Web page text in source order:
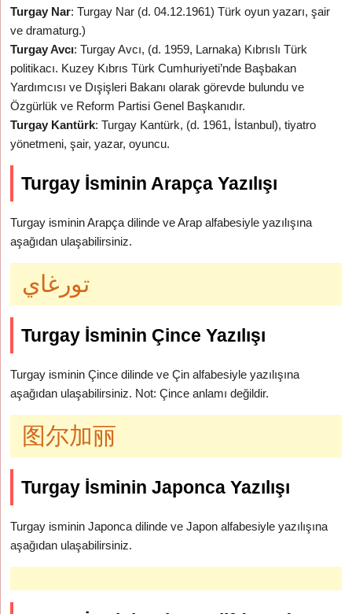
Turgay Nar: Turgay Nar (d. 04.12.1961) Türk oyun yazarı, şair
ve dramaturg.)
Turgay Avcı: Turgay Avcı, (d. 1959, Larnaka) Kıbrıslı Türk
politikacı. Kuzey Kıbrıs Türk Cumhuriyeti’nde Başbakan
Yardımcısı ve Dışişleri Bakanı olarak görevde bulundu ve
Özgürlük ve Reform Partisi Genel Başkanıdır.
Turgay Kantürk: Turgay Kantürk, (d. 1961, İstanbul), tiyatro
yönetmeni, şair, yazar, oyuncu.
Turgay İsminin Arapça Yazılışı
Turgay isminin Arapça dilinde ve Arap alfabesiyle yazılışına
aşağıdan ulaşabilirsiniz.
تورغاي
Turgay İsminin Çince Yazılışı
Turgay isminin Çince dilinde ve Çin alfabesiyle yazılışına
aşağıdan ulaşabilirsiniz. Not: Çince anlamı değildir.
图尔加丽
Turgay İsminin Japonca Yazılışı
Turgay isminin Japonca dilinde ve Japon alfabesiyle yazılışına
aşağıdan ulaşabilirsiniz.